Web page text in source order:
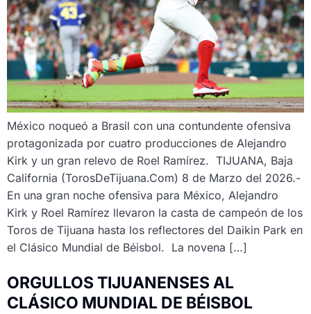
México noqueó a Brasil con una contundente ofensiva
protagonizada por cuatro producciones de Alejandro
Kirk y un gran relevo de Roel Ramírez. TIJUANA, Baja
California (TorosDeTijuana.Com) 8 de Marzo del 2026.-
En una gran noche ofensiva para México, Alejandro
Kirk y Roel Ramírez llevaron la casta de campeón de los
Toros de Tijuana hasta los reflectores del Daikin Park en
el Clásico Mundial de Béisbol. La novena […]
ORGULLOS TIJUANENSES AL
CLÁSICO MUNDIAL DE BÉISBOL